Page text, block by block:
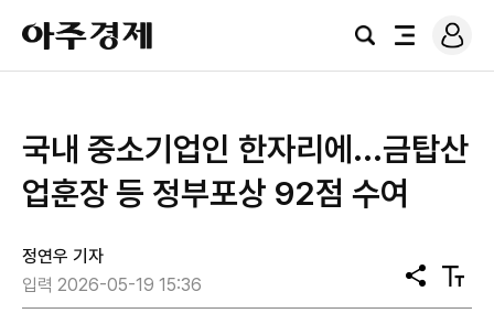
아
주
경
검
전
로
그
국내 중소기업인 한자리에...금탑산
업훈장 등 정부포상 92점 수여
정연우 기자
입력 2026-05-19 15:36
공
유
텍
스